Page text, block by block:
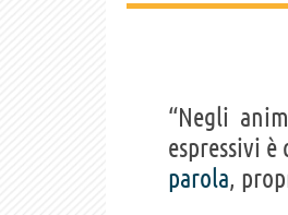
“Negli
espressivi
parola,